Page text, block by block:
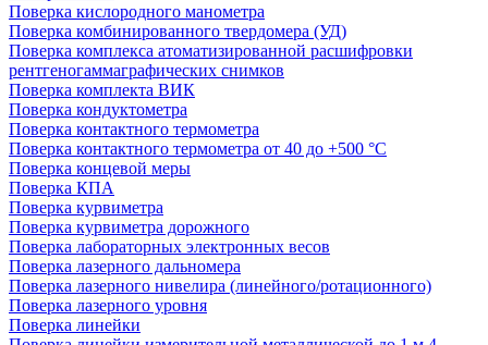
Поверка кислородного манометра
Поверка комбинированного твердомера (УД)
Поверка комплекса атоматизированной расшифровки
рентгеногаммаграфических снимков
Поверка комплекта ВИК
Поверка кондуктометра
Поверка контактного термометра
Поверка контактного термометра от 40 до +500 °С
Поверка концевой меры
Поверка КПА
Поверка курвиметра
Поверка курвиметра дорожного
Поверка лабораторных электронных весов
Поверка лазерного дальномера
Поверка лазерного нивелира (линейного/ротационного)
Поверка лазерного уровня
Поверка линейки